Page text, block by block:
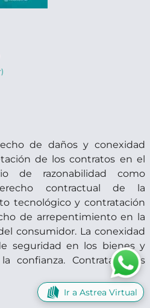
de daños y conexidad
de los contratos en el
de razonabilidad como
contractual de la
tecnológico y contratación
de arrepentimiento en la
consumidor. La conexidad
seguridad en los bienes y
confianza. Contrataciones
en el comercio de
en el siglo XXI.
Ir a Astrea Virtual